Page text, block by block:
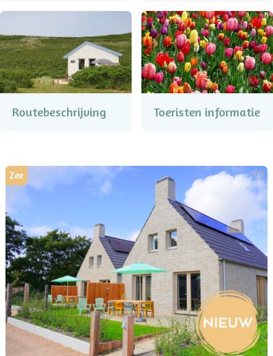
Routebeschrijving Toeristen informatie
Zee